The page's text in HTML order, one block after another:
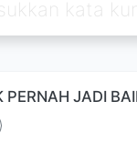
PERNAH JADI